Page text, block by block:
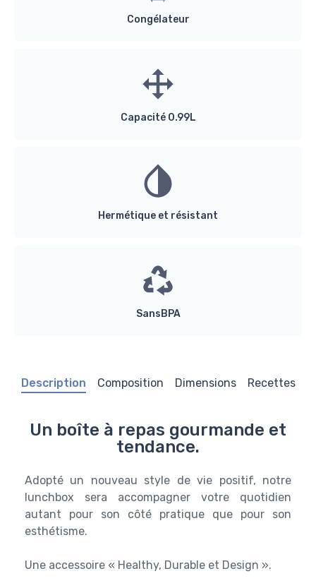
Congélateur
Capacité 0.99L
Hermétique et résistant
SansBPA
Description Composition Dimensions Recettes
Un boîte à repas gourmande et
tendance.
Adopté un nouveau style de vie positif, notre
lunchbox sera accompagner votre quotidien
autant pour son côté pratique que pour son
esthétisme.
Une accessoire « Healthy, Durable et Design ».